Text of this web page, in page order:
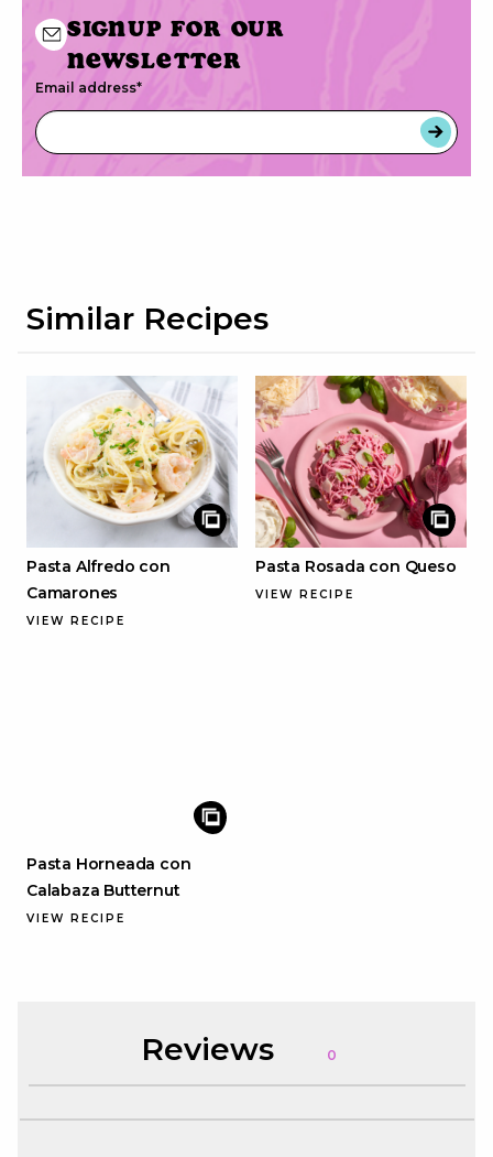
Signup for our
newsletter
Email address*
Similar Recipes
Pasta Alfredo con
Camarones
VIEW RECIPE
Pasta Rosada con Queso
VIEW RECIPE
Pasta Horneada con
Calabaza Butternut
VIEW RECIPE
Reviews 0